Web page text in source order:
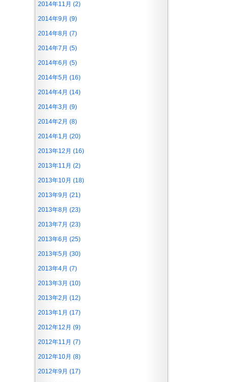
2014年11月 (2)
2014年9月 (9)
2014年8月 (7)
2014年7月 (5)
2014年6月 (5)
2014年5月 (16)
2014年4月 (14)
2014年3月 (9)
2014年2月 (8)
2014年1月 (20)
2013年12月 (16)
2013年11月 (2)
2013年10月 (18)
2013年9月 (21)
2013年8月 (23)
2013年7月 (23)
2013年6月 (25)
2013年5月 (30)
2013年4月 (7)
2013年3月 (10)
2013年2月 (12)
2013年1月 (17)
2012年12月 (9)
2012年11月 (7)
2012年10月 (8)
2012年9月 (17)